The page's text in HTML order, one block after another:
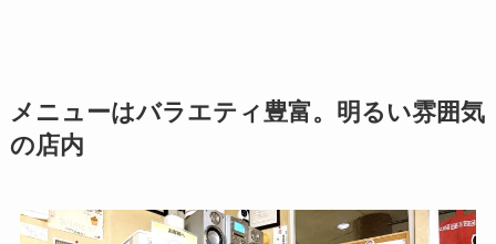
メニューはバラエティ豊富。明るい雰囲気
の店内